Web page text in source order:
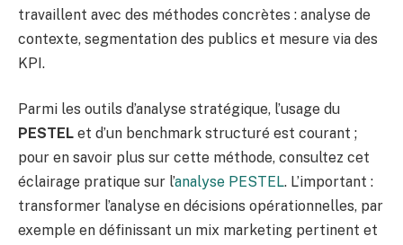
travaillent avec des méthodes concrètes : analyse de
contexte, segmentation des publics et mesure via des
KPI.
Parmi les outils d’analyse stratégique, l’usage du
PESTEL et d’un benchmark structuré est courant ;
pour en savoir plus sur cette méthode, consultez cet
éclairage pratique sur l’analyse PESTEL. L’important :
transformer l’analyse en décisions opérationnelles, par
exemple en définissant un mix marketing pertinent et